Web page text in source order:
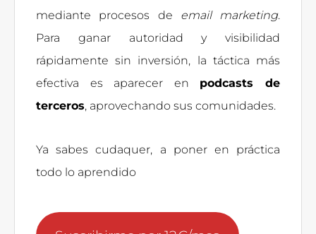
mediante procesos de email marketing.
Para ganar autoridad y visibilidad
rápidamente sin inversión, la táctica más
efectiva es aparecer en podcasts de
terceros, aprovechando sus comunidades.
Ya sabes cudaquer, a poner en práctica
todo lo aprendido